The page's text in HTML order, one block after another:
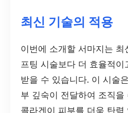
최신 기술의 적용
이번에 소개할 서마지는 최
프팅 시술보다 더 효율적이
받을 수 있습니다. 이 시술
부 깊숙이 전달하여 조직을
콜라겐이 피부를 더욱 탄력